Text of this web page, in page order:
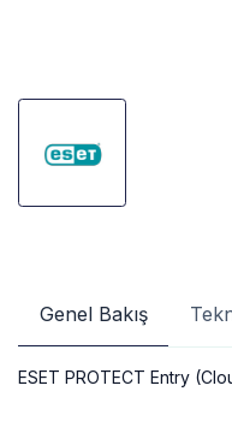
Genel Bakış
ESET PROTECT Entry